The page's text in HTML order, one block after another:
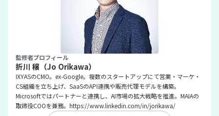
監修者プロフィール
折川 穣（Jo Orikawa）
IXYASのCMO。ex-Google。複数のスタートアップにて営業・マーケ・
CS組織を立ち上げ、SaaSのAPI連携や販売代理モデルを構築。
Microsoftではパートナーと連携し、AI市場の拡大戦略を推進。MAIAの
取締役COOを兼務。https://www.linkedin.com/in/jorikawa/